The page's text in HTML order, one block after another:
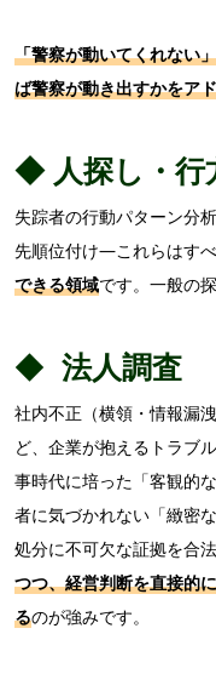
「警察が動いてくれない
ば警察が動き出すかをア
◆ 人探し・行
失踪者の行動パターン分
先順位付け—これらはすべ
できる領域です。一般の
◆ 法人調査
社内不正（横領・情報漏
ど、企業が抱えるトラブ
事時代に培った「客観的
者に気づかれない「緻密
処分に不可欠な証拠を合
つつ、経営判断を直接的
るのが強みです。